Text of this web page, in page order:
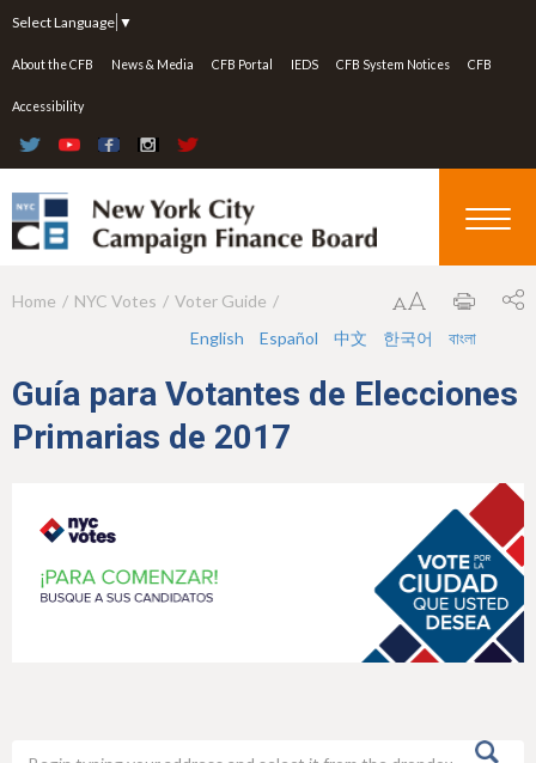
Select Language ▼
About the CFB News & Media CFB Portal IEDS CFB System Notices CFB
Accessibility
Y
u
a
Home NYC Votes
Voter Guide
English
Español 中文 한국어 বাংলা
Guía para Votantes de Elecciones
Primarias de 2017